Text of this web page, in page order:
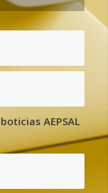
AEPSAL